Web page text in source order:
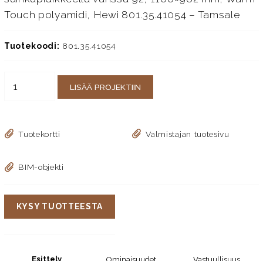
Touch polyamidi, Hewi 801.35.41054 – Tamsale
Tuotekoodi: 801.35.41054
LISÄÄ PROJEKTIIN
Tuotekortti Valmistajan tuotesivu
BIM-objekti
KYSY TUOTTEESTA
Esittely